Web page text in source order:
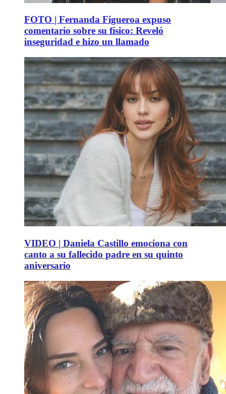
FOTO | Fernanda Figueroa expuso
comentario sobre su físico: Reveló
inseguridad e hizo un llamado
VIDEO | Daniela Castillo emociona con
canto a su fallecido padre en su quinto
aniversario